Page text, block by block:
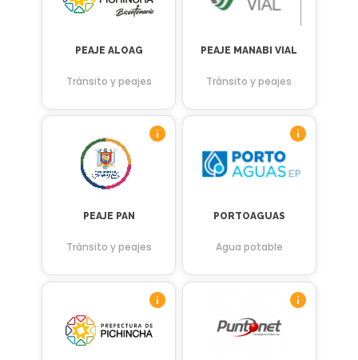
PEAJE ALOAG
Tránsito y peajes
PEAJE MANABI VIAL
Tránsito y peajes
PEAJE PAN
Tránsito y peajes
PORTOAGUAS
Agua potable